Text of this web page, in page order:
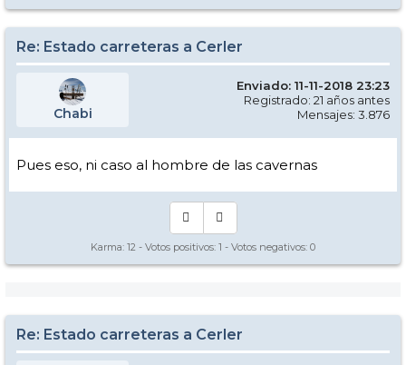
Re: Estado carreteras a Cerler
Chabi
Enviado: 11-11-2018 23:23
Registrado: 21 años antes
Mensajes: 3.876
Pues eso, ni caso al hombre de las cavernas
Karma: 12 - Votos positivos: 1 - Votos negativos: 0
Re: Estado carreteras a Cerler